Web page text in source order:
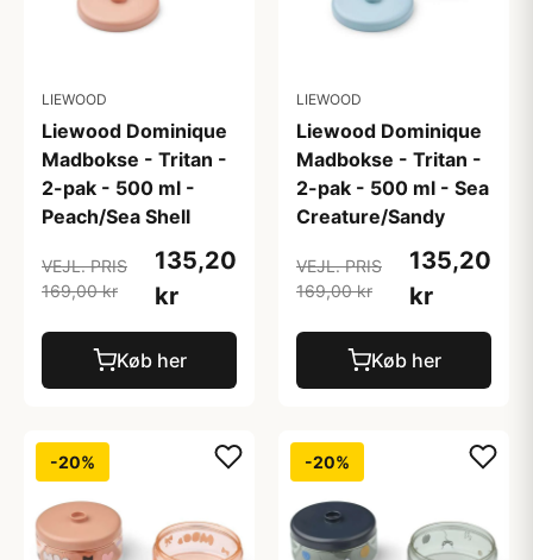
LIEWOOD
Liewood Dominique
Madbokse - Tritan -
2-pak - 500 ml -
Peach/Sea Shell
VEJL. PRIS
169,00 kr
135,20
kr
Køb her
LIEWOOD
Liewood Dominique
Madbokse - Tritan -
2-pak - 500 ml - Sea
Creature/Sandy
VEJL. PRIS
169,00 kr
135,20
kr
Køb her
-20% -20%